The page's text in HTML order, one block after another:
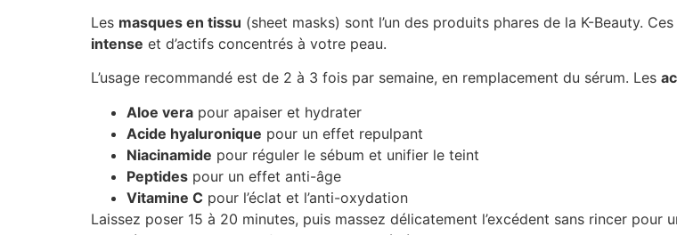
Les masques en tissu (sheet masks) sont l’un des produits phares de la K-Beauty.
intense et d’actifs concentrés à votre peau.
L’usage recommandé est de 2 à 3 fois par semaine, en remplacement du sérum. Les
Aloe vera pour apaiser et hydrater
Acide hyaluronique pour un effet repulpant
Niacinamide pour réguler le sébum et unifier le teint
Peptides pour un effet anti-âge
Vitamine C pour l’éclat et l’anti-oxydation
Laissez poser 15 à 20 minutes, puis massez délicatement l’excédent sans rincer pour